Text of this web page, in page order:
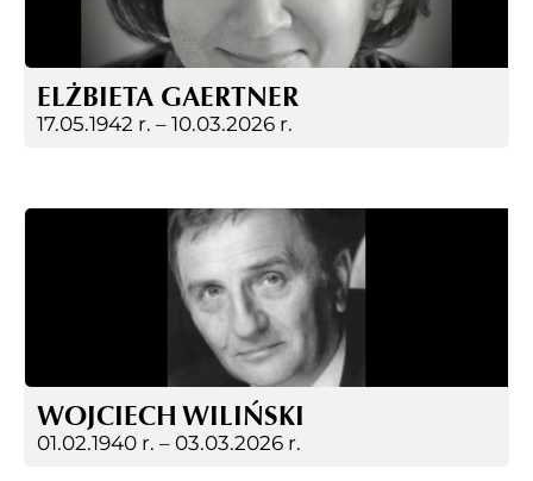
ELŻBIETA GAERTNER
17.05.1942 r. – 10.03.2026 r.
WOJCIECH WILIŃSKI
01.02.1940 r. – 03.03.2026 r.